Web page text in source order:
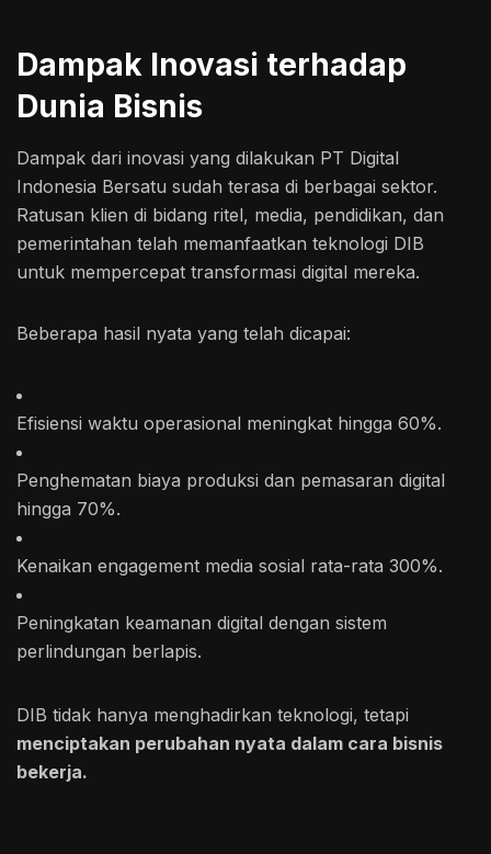
Dampak Inovasi terhadap
Dunia Bisnis
Dampak dari inovasi yang dilakukan PT Digital
Indonesia Bersatu sudah terasa di berbagai sektor.
Ratusan klien di bidang ritel, media, pendidikan, dan
pemerintahan telah memanfaatkan teknologi DIB
untuk mempercepat transformasi digital mereka.
Beberapa hasil nyata yang telah dicapai:
Efisiensi waktu operasional meningkat hingga 60%.
Penghematan biaya produksi dan pemasaran digital
hingga 70%.
Kenaikan engagement media sosial rata-rata 300%.
Peningkatan keamanan digital dengan sistem
perlindungan berlapis.
DIB tidak hanya menghadirkan teknologi, tetapi
menciptakan perubahan nyata dalam cara bisnis
bekerja.